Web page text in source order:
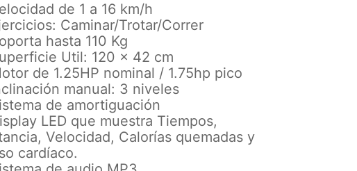
de 1 a 16 km/h
Caminar/Trotar/Correr
hasta 110 Kg
Util: 120 x 42 cm
de 1.25HP nominal / 1.75hp pico
manual: 3 niveles
de amortiguación
LED que muestra Tiempos,
Velocidad, Calorías quemadas y
cardíaco.